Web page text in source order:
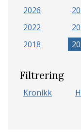
2026
2022
2018
Filtrering
Kronikk